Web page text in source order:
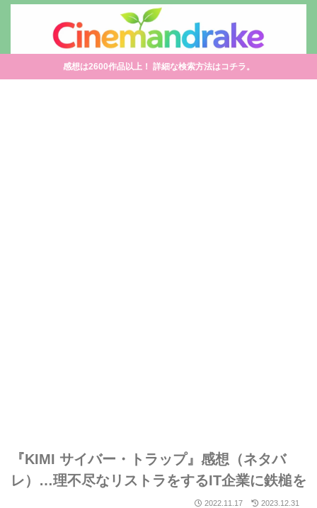
感想は2600作品以上！ 詳細な検索方法はコチラ。
『KIMI サイバー・トラップ』感想（ネタバ
レ）…理不尽なリストラをするIT企業に鉄槌を
2022.11.17 2023.12.31